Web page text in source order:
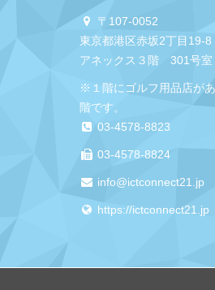
〒107-0052
東京都港区赤坂2丁目19-
アネックス３階 301号室
※１階にゴルフ用品店が
階です。
03-4578-8823
03-4578-8824
info@ictconnect21.jp
https://ictconnect21.jp